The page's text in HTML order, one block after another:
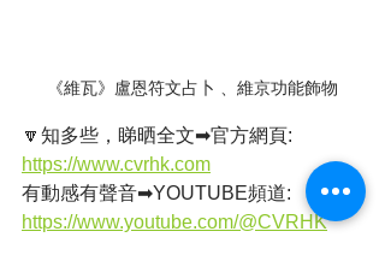
《維瓦》盧恩符文占卜 、維京功能飾物
🔽知多些，睇晒全文➡官方網頁:
https://www.cvrhk.com
有動感有聲音➡YOUTUBE頻道:
https://www.youtube.com/@CVRHK